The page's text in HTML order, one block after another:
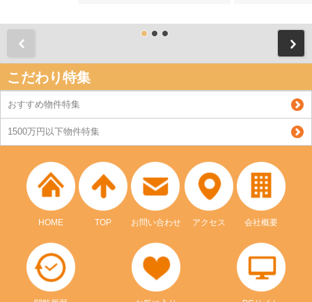
こだわり特集
おすすめ物件特集
1500万円以下物件特集
HOME TOP お問い合わせ アクセス 会社概要